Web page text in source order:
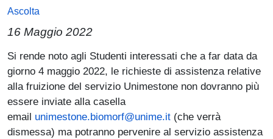
Ascolta
16 Maggio 2022
Paragrafo
Si rende noto agli Studenti interessati che a far data da
giorno 4 maggio 2022, le richieste di assistenza relative
alla fruizione del servizio Unimestone non dovranno più
essere inviate alla casella
email unimestone.biomorf@unime.it (che verrà
dismessa) ma potranno pervenire al servizio assistenza